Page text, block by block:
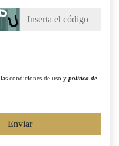
condiciones de uso y política de
Enviar